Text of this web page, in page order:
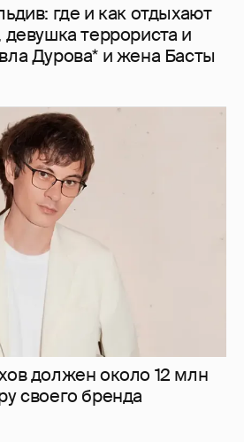
где и как отдыхают
террориста и
Дурова* и жена Басты
должен около 12 млн
своего бренда